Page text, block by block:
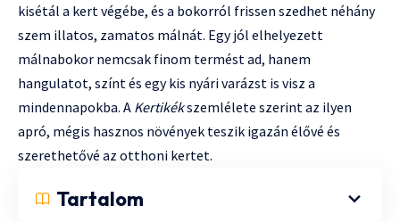
kisétál a kert végébe, és a bokorról frissen szedhet néhány
szem illatos, zamatos málnát. Egy jól elhelyezett
málnabokor nemcsak finom termést ad, hanem
hangulatot, színt és egy kis nyári varázst is visz a
mindennapokba. A Kertikékszemlélete szerint az ilyen
apró, mégis hasznos növények teszik igazán élővé és
szerethetővé az otthoni kertet.
Tartalom